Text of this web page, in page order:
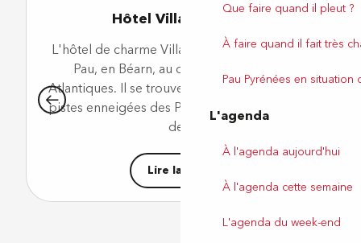
Que faire quand il pleut ?
À faire quand il fait très
Pau Pyrénées en situation
L'agenda
À l'agenda aujourd'hui
À l'agenda cette semaine
L'agenda du week-end
Balades accompagnées... ou pas !
Hôtel Villa Navarre
L'hôtel de charme Villa Navarre 5* est situé à
Pau, en Béarn, au cœur des Pyrénées
Atlantiques. Il se trouve à seulement 1h30 des
pistes enneigées des Pyrénées ou des plages
de...
Lire la suite